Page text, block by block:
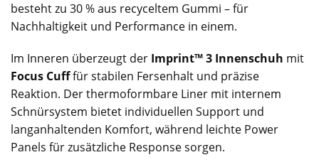
besteht zu 30 % aus recyceltem Gummi – für
Nachhaltigkeit und Performance in einem.
Im Inneren überzeugt der Imprint™ 3 Innenschuh mit
Focus Cufffür stabilen Fersenhalt und präzise
Reaktion. Der thermoformbare Liner mit internem
Schnürsystem bietet individuellen Support und
langanhaltenden Komfort, während leichte Power
Panels für zusätzliche Response sorgen.